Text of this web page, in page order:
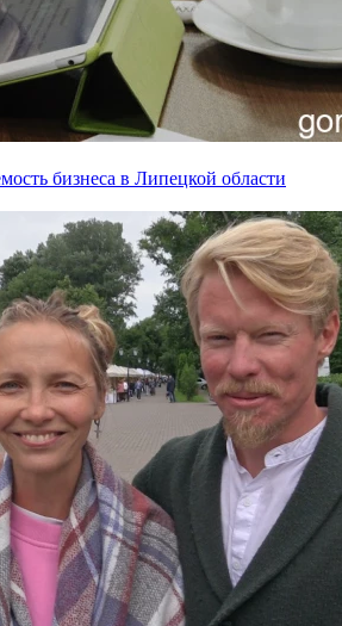
бизнеса в Липецкой области